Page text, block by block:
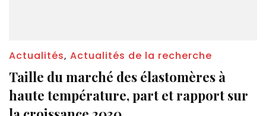
Actualités, Actualités de la recherche
Taille du marché des élastomères à
haute température, part et rapport sur